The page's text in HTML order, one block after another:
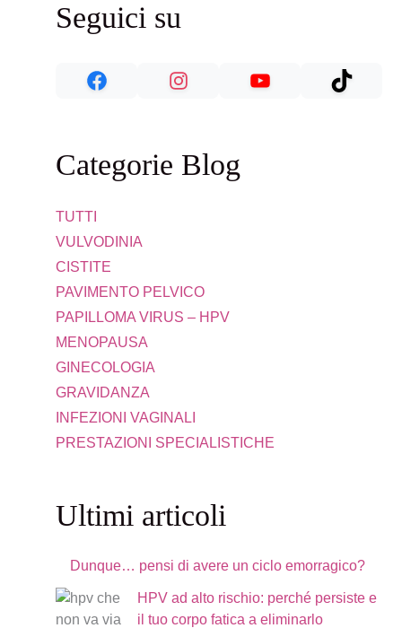
Seguici su
Categorie Blog
TUTTI
VULVODINIA
CISTITE
PAVIMENTO PELVICO
PAPILLOMA VIRUS – HPV
MENOPAUSA
GINECOLOGIA
GRAVIDANZA
INFEZIONI VAGINALI
PRESTAZIONI SPECIALISTICHE
Ultimi articoli
Dunque… pensi di avere un ciclo emorragico?
HPV ad alto rischio: perché persiste e
il tuo corpo fatica a eliminarlo